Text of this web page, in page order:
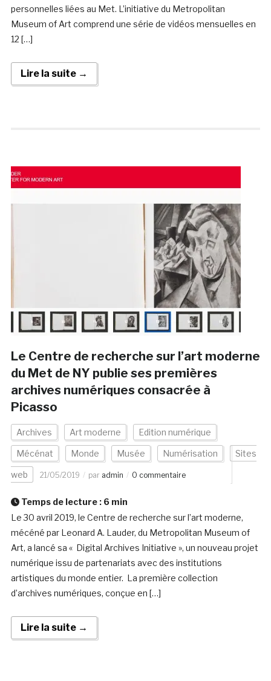
personnelles liées au Met. L’initiative du Metropolitan
Museum of Art comprend une série de vidéos mensuelles en
12 […]
Lire la suite →
Le Centre de recherche sur l’art moderne
du Met de NY publie ses premières
archives numériques consacrée à
Picasso
Archives Art moderne Edition numérique
Mécénat Monde Musée Numérisation Sites
web 21/05/2019 par admin 0 commentaire
Temps de lecture : 6 min
Le 30 avril 2019, le Centre de recherche sur l’art moderne,
mécéné par Leonard A. Lauder, du Metropolitan Museum of
Art, a lancé sa « Digital Archives Initiative », un nouveau projet
numérique issu de partenariats avec des institutions
artistiques du monde entier. La première collection
d’archives numériques, conçue en […]
Lire la suite →